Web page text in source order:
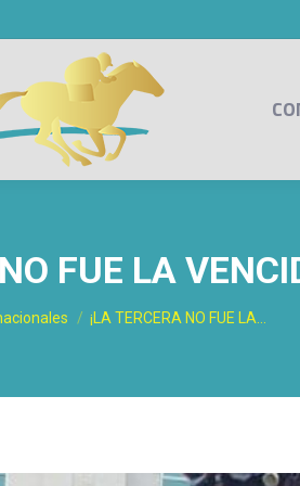
FUE LA
¡LA TERCERA NO FUE LA…